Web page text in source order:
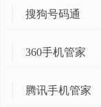
搜狗号码通
360手机管家
腾讯手机管家